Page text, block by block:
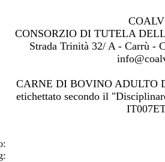
CONSORZIO DI TUTELA
Strada Trinità 32/ A - Carrù -
CARNE DI BOVINO ADULTO
etichettato secondo il